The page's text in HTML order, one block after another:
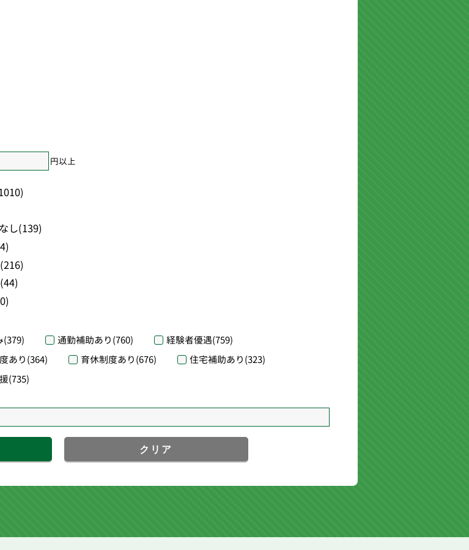
円以上
なし(139)
(379) 通勤補助あり(760) 経験者優遇(759)
あり(364) 育休制度あり(676) 住宅補助あり(323)
(735)
クリア